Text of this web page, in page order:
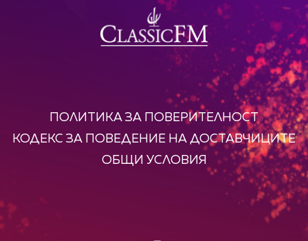
ПОЛИТИКА ЗА ПОВЕРИТЕЛНОСТ
КОДЕКС ЗА ПОВЕДЕНИЕ НА ДОСТАВЧИЦИТЕ
ОБЩИ УСЛОВИЯ